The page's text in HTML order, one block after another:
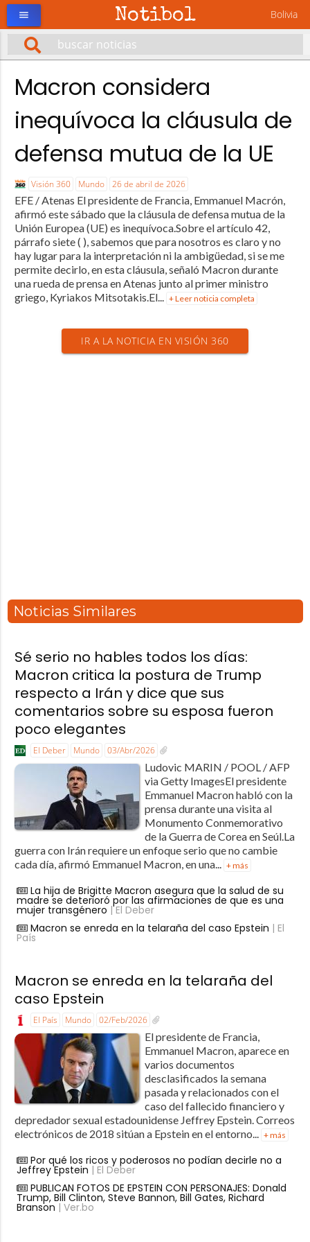
Notibol Bolivia
menu
Macron considera
inequívoca la cláusula de
defensa mutua de la UE
Visión 360 Mundo 26 de abril de 2026
EFE / Atenas El presidente de Francia, Emmanuel Macrón,
afirmó este sábado que la cláusula de defensa mutua de la
Unión Europea (UE) es inequívoca.Sobre el artículo 42,
párrafo siete ( ), sabemos que para nosotros es claro y no
hay lugar para la interpretación ni la ambigüedad, si se me
permite decirlo, en esta cláusula, señaló Macron durante
una rueda de prensa en Atenas junto al primer ministro
griego, Kyriakos Mitsotakis.El... + Leer noticia completa
IR A LA NOTICIA EN VISIÓN 360
Noticias Similares
Sé serio no hables todos los días:
Macron critica la postura de Trump
respecto a Irán y dice que sus
comentarios sobre su esposa fueron
poco elegantes
El Deber Mundo 03/Abr/2026
Ludovic MARIN / POOL / AFP
via Getty ImagesEl presidente
Emmanuel Macron habló con la
prensa durante una visita al
Monumento Conmemorativo
de la Guerra de Corea en Seúl.La
guerra con Irán requiere un enfoque serio que no cambie
cada día, afirmó Emmanuel Macron, en una... + más
La hija de Brigitte Macron asegura que la salud de su
madre se deterioró por las afirmaciones de que es una
mujer transgénero | El Deber
Macron se enreda en la telaraña del caso Epstein | El
País
Macron se enreda en la telaraña del
caso Epstein
El País Mundo 02/Feb/2026
El presidente de Francia,
Emmanuel Macron, aparece en
varios documentos
desclasificados la semana
pasada y relacionados con el
caso del fallecido financiero y
depredador sexual estadounidense Jeffrey Epstein. Correos
electrónicos de 2018 sitúan a Epstein en el entorno...
+ más
Por qué los ricos y poderosos no podían decirle no a
Jeffrey Epstein | El Deber
PUBLICAN FOTOS DE EPSTEIN CON PERSONAJES: Donald
Trump, Bill Clinton, Steve Bannon, Bill Gates, Richard
Branson | Ver.bo